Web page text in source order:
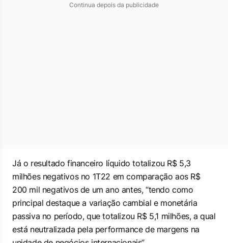
Continua depois da publicidade
Já o resultado financeiro líquido totalizou R$ 5,3
milhões negativos no 1T22 em comparação aos R$
200 mil negativos de um ano antes, “tendo como
principal destaque a variação cambial e monetária
passiva no período, que totalizou R$ 5,1 milhões, a qual
está neutralizada pela performance de margens na